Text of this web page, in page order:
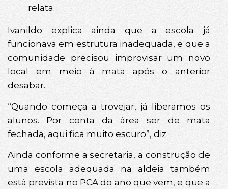
relata.
Ivanildo explica ainda que a escola já
funcionava em estrutura inadequada, e que a
comunidade precisou improvisar um novo
local em meio à mata após o anterior
desabar.
“Quando começa a trovejar, já liberamos os
alunos. Por conta da área ser de mata
fechada, aqui fica muito escuro”, diz.
Ainda conforme a secretaria, a construção de
uma escola adequada na aldeia também
está prevista no PCA do ano que vem, e que a